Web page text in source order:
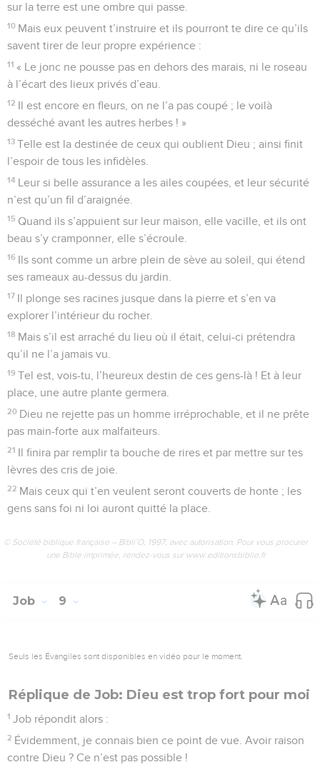
sur la terre est une ombre qui passe.
10 Mais eux peuvent t’instruire et ils pourront te dire ce qu’ils
savent tirer de leur propre expérience :
11 « Le jonc ne pousse pas en dehors des marais, ni le roseau
à l’écart des lieux privés d’eau.
12 Il est encore en fleurs, on ne l’a pas coupé ; le voilà
desséché avant les autres herbes ! »
13 Telle est la destinée de ceux qui oublient Dieu ; ainsi finit
l’espoir de tous les infidèles.
14 Leur si belle assurance a les ailes coupées, et leur sécurité
n’est qu’un fil d’araignée.
15 Quand ils s’appuient sur leur maison, elle vacille, et ils ont
beau s’y cramponner, elle s’écroule.
16 Ils sont comme un arbre plein de sève au soleil, qui étend
ses rameaux au-dessus du jardin.
17 Il plonge ses racines jusque dans la pierre et s’en va
explorer l’intérieur du rocher.
18 Mais s’il est arraché du lieu où il était, celui-ci prétendra
qu’il ne l’a jamais vu.
19 Tel est, vois-tu, l’heureux destin de ces gens-là ! Et à leur
place, une autre plante germera.
20 Dieu ne rejette pas un homme irréprochable, et il ne prête
pas main-forte aux malfaiteurs.
21 Il finira par remplir ta bouche de rires et par mettre sur tes
lèvres des cris de joie.
22 Mais ceux qui t’en veulent seront couverts de honte ; les
gens sans foi ni loi auront quitté la place.
© Société biblique française – Bibli’O, 1997, avec autorisation. Pour vous procurer
une Bible imprimée, rendez-vous sur www.editionsbiblio.fr
Job 9
Seuls les Évangiles sont disponibles en vidéo pour le moment.
Réplique de Job: Dieu est trop fort pour moi
1 Job répondit alors :
2 Évidemment, je connais bien ce point de vue. Avoir raison
contre Dieu ? Ce n’est pas possible !